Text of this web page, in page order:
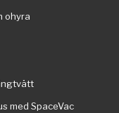
ohyra
med SpaceVac